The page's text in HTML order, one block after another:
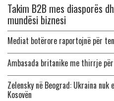
Takim B2B mes diasporës
mundësi biznesi
Mediat botërore raportojnë për
Ambasada britanike me thirrje
Zelensky në Beograd: Ukraina
Kosovën